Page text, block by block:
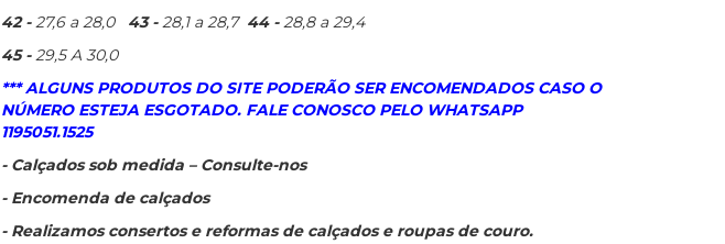
42 -27,6 a 28,0 43 -28,1 a 28,7 44 -28,8 a 29,4
45 -29,5 A 30,0
*** ALGUNS PRODUTOS DO SITE PODERÃO SER ENCOMENDADOS CASO O
NÚMERO ESTEJA ESGOTADO. FALE CONOSCO PELO WHATSAPP
1195051.1525
- Calçados sob medida – Consulte-nos
- Encomenda de calçados
- Realizamos consertos e reformas de calçados e roupas de couro.